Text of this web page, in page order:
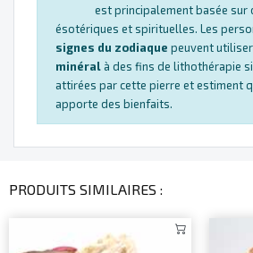
est principalement basée sur
ésotériques et spirituelles. Les
signes du zodiaque peuvent utiliser
minéralà des fins de lithothérapie
attirées par cette pierre et estiment
apporte des bienfaits.
PRODUITS SIMILAIRES :